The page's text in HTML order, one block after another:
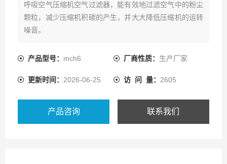
呼吸空气压缩机空气过滤器，能有效地过滤空气中的粉尘
颗粒，减少压缩机积碳的产生，并大大降低压缩机的运转
噪音。
务，只要服务热线，我们服务人员将在短的间内回复您的
使用非原厂零配件造成机器故障或缩短机器寿命。
产品型号： mch6 厂商性质： 生产厂家
更新时间： 2026-06-25 访 问 量： 2605
产品咨询 联系我们